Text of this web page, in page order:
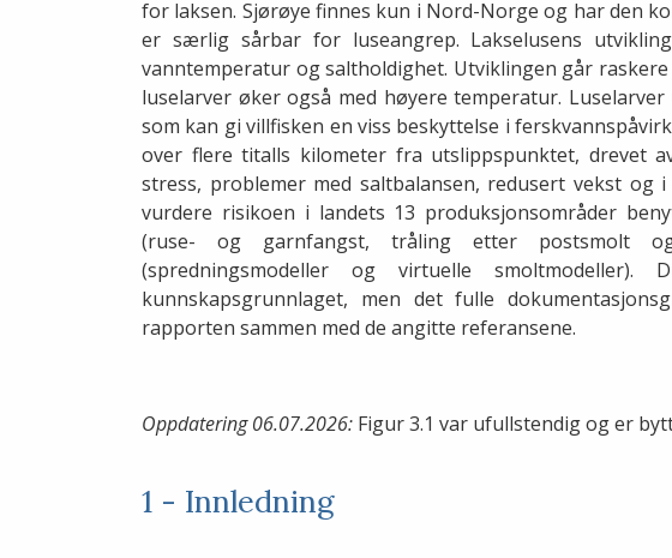
for laksen. Sjørøye finnes kun i Nord-Norge og har den
er særlig sårbar for luseangrep. Lakselusens
vanntemperatur og saltholdighet. Utviklingen går
luselarver øker også med høyere temperatur.
som kan gi villfisken en viss beskyttelse i
over flere titalls kilometer fra utslippspunktet, drevet
stress, problemer med saltbalansen, redusert vekst og
vurdere risikoen i landets 13 produksjonsområder
(ruse- og garnfangst, tråling etter postsmolt
(spredningsmodeller og virtuelle
kunnskapsgrunnlaget, men det fulle
rapporten sammen med de angitte referansene.
Oppdatering 06.07.2026: Figur 3.1 var ufullstendig og er
1 - Innledning